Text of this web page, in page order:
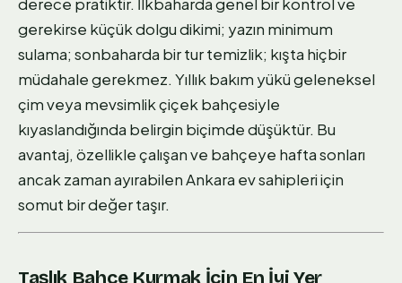
gerekirse küçük dolgu dikimi; yazın minimum
sulama; sonbaharda bir tur temizlik; kışta hiçbir
müdahale gerekmez. Yıllık bakım yükü geleneksel
çim veya mevsimlik çiçek bahçesiyle
kıyaslandığında belirgin biçimde düşüktür. Bu
avantaj, özellikle çalışan ve bahçeye hafta sonları
ancak zaman ayırabilen Ankara ev sahipleri için
somut bir değer taşır.
Taşlık Bahçe Kurmak İçin En İyi Yer